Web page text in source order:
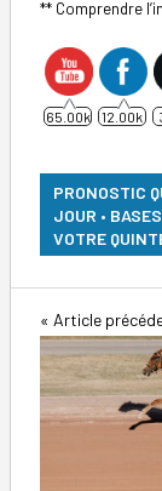
** Comprendre
65.00k 12.00k
PRONOSTIC
JOUR •
VOTRE
de
l’article
Article